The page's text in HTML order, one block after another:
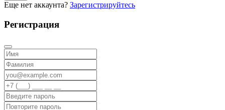
Еще нет аккаунта? Зарегистрируйтесь
Регистрация